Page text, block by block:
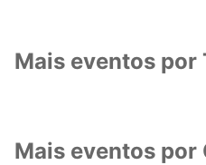
Mais eventos por
Mais eventos por